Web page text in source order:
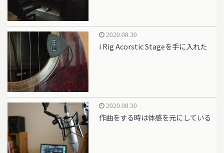
2020.08.30
i Rig Acorstic Stageを手に入れた
2020.08.30
作曲をする時は体感を元にしている